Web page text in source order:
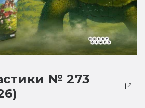
№ 273